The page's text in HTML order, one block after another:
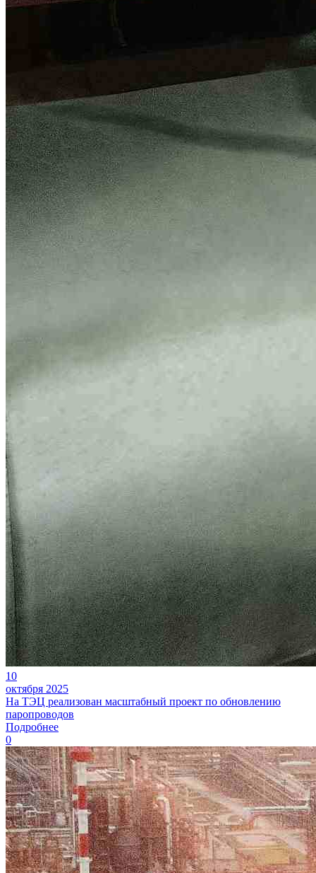
10
октября 2025
На ТЭЦ реализован масштабный проект по обновлению
паропроводов
Подробнее
0